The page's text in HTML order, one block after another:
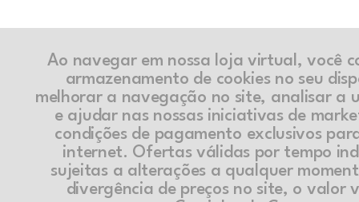
Ao navegar em nossa loja virtual, você
armazenamento de cookies no seu
melhorar a navegação no site, analisar a
e ajudar nas nossas iniciativas de
condições de pagamento exclusivos
internet. Ofertas válidas por tempo
sujeitas a alterações a qualquer
divergência de preços no site, o valor